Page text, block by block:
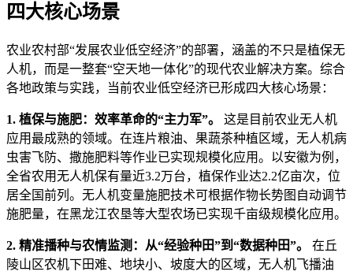
四大核心场景
农业农村部“发展农业低空经济”的部署，涵盖的不只是植保无
人机，而是一整套“空天地一体化”的现代农业解决方案。综合
各地政策与实践，当前农业低空经济已形成四大核心场景：
1. 植保与施肥：效率革命的“主力军”。
这是目前农业无人机
应用最成熟的领域。在连片粮油、果蔬茶种植区域，无人机病
虫害飞防、撒施肥料等作业已实现规模化应用。以安徽为例，
全省农用无人机保有量近3.2万台，植保作业达2.2亿亩次，位
居全国前列。无人机变量施肥技术可根据作物长势图自动调节
施肥量，在黑龙江农垦等大型农场已实现千亩级规模化应用。
2. 精准播种与农情监测：从“经验种田”到“数据种田”。
在丘
陵山区农机下田难、地块小、坡度大的区域，无人机飞播油